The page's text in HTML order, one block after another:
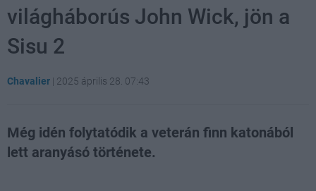
világháborús John Wick, jön a
Sisu 2
Chavalier | 2025 április 28. 07:43
Még idén folytatódik a veterán finn katonából
lett aranyásó története.